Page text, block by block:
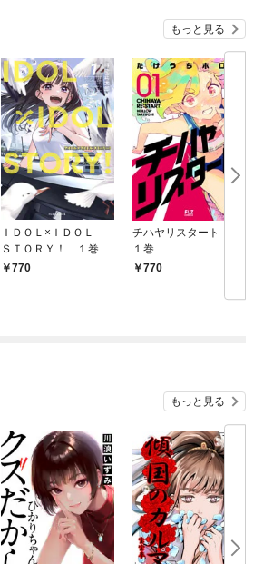
もっと見る
ＩＤＯＬ×ＩＤＯＬ
ＳＴＯＲＹ！ １巻
770
チハヤリスタート！
１巻
770
もっと見る